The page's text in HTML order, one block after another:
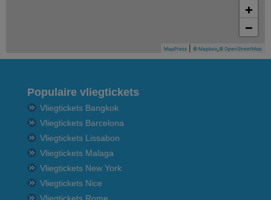
+
−
MapPress © Mapbox © OpenStreetMap
Populaire vliegtickets
Vliegtickets Bangkok
Vliegtickets Barcelona
Vliegtickets Lissabon
Vliegtickets Malaga
Vliegtickets New York
Vliegtickets Nice
Vliegtickets Rome